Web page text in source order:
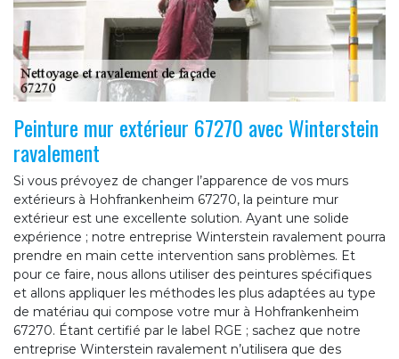
Peinture mur extérieur 67270 avec Winterstein
ravalement
Si vous prévoyez de changer l’apparence de vos murs
extérieurs à Hohfrankenheim 67270, la peinture mur
extérieur est une excellente solution. Ayant une solide
expérience ; notre entreprise Winterstein ravalement pourra
prendre en main cette intervention sans problèmes. Et
pour ce faire, nous allons utiliser des peintures spécifiques
et allons appliquer les méthodes les plus adaptées au type
de matériau qui compose votre mur à Hohfrankenheim
67270. Étant certifié par le label RGE ; sachez que notre
entreprise Winterstein ravalement n’utilisera que des